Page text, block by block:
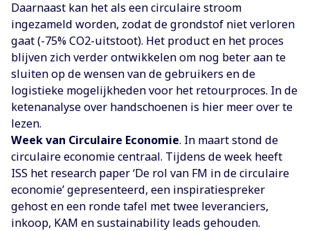
Daarnaast kan het als een circulaire stroom
ingezameld worden, zodat de grondstof niet verloren
gaat (-75% CO2-uitstoot). Het product en het proces
blijven zich verder ontwikkelen om nog beter aan te
sluiten op de wensen van de gebruikers en de
logistieke mogelijkheden voor het retourproces. In de
ketenanalyse over handschoenen is hier meer over te
lezen.
Week van Circulaire Economie. In maart stond de
circulaire economie centraal. Tijdens de week heeft
ISS het research paper ‘De rol van FM in de circulaire
economie’ gepresenteerd, een inspiratiespreker
gehost en een ronde tafel met twee leveranciers,
inkoop, KAM en sustainability leads gehouden.